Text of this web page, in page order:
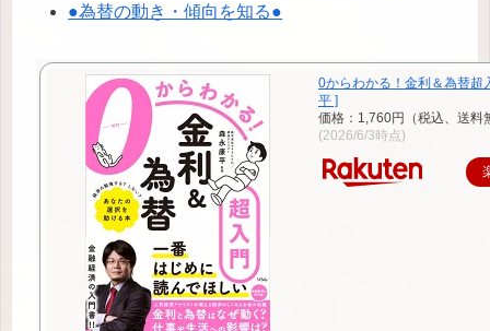
●為替の動き・傾向を知る●
0からわかる！金利＆為替超
平 ]
価格：1,760円（税込、送料
(2026/6/3時点)